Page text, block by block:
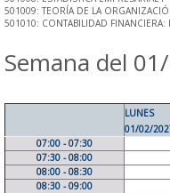
501009: TEORÍA DE LA
501010: CONTABILIDAD
Semana del
LUNES
01/02/
07:00 - 07:30
07:30 - 08:00
08:00 - 08:30
08:30 - 09:00